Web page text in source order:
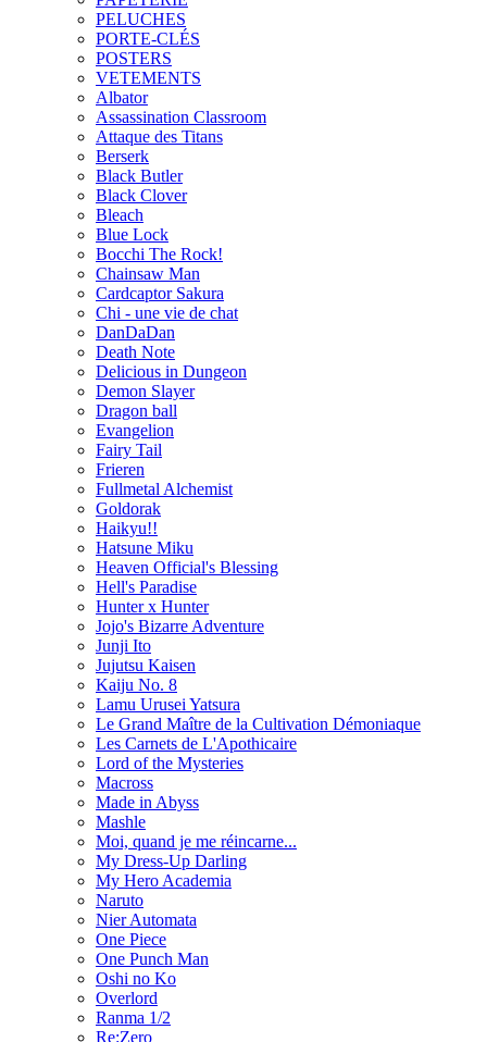
PELUCHES
PORTE-CLÉS
POSTERS
VETEMENTS
Albator
Assassination Classroom
Attaque des Titans
Berserk
Black Butler
Black Clover
Bleach
Blue Lock
Bocchi The Rock!
Chainsaw Man
Cardcaptor Sakura
Chi - une vie de chat
DanDaDan
Death Note
Delicious in Dungeon
Demon Slayer
Dragon ball
Evangelion
Fairy Tail
Frieren
Fullmetal Alchemist
Goldorak
Haikyu!!
Hatsune Miku
Heaven Official's Blessing
Hell's Paradise
Hunter x Hunter
Jojo's Bizarre Adventure
Junji Ito
Jujutsu Kaisen
Kaiju No. 8
Lamu Urusei Yatsura
Le Grand Maître de la Cultivation Démoniaque
Les Carnets de L'Apothicaire
Lord of the Mysteries
Macross
Made in Abyss
Mashle
Moi, quand je me réincarne...
My Dress-Up Darling
My Hero Academia
Naruto
Nier Automata
One Piece
One Punch Man
Oshi no Ko
Overlord
Ranma 1/2
Re:Zero